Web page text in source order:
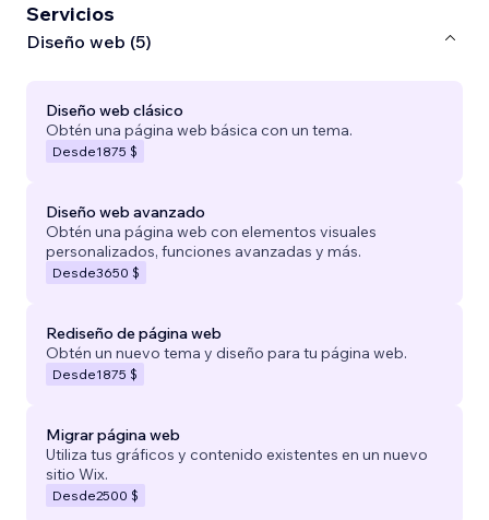
Servicios
Diseño web (5)
Diseño web clásico
Obtén una página web básica con un tema.
Desde1875 $
Diseño web avanzado
Obtén una página web con elementos visuales
personalizados, funciones avanzadas y más.
Desde3650 $
Rediseño de página web
Obtén un nuevo tema y diseño para tu página web.
Desde1875 $
Migrar página web
Utiliza tus gráficos y contenido existentes en un nuevo
sitio Wix.
Desde2500 $